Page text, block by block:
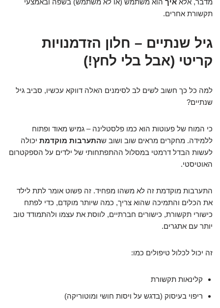
מדבר, אלא איך הוא משתמש (או לא משתמש) בשפה ובאמצעי
תקשורת אחרים.
גיל שנתיים – חלון הזדמנויות
קריטי (אבל בלי לחץ!)
למה כל כך חשוב לשים לב לסימנים האלה דווקא עכשיו, סביב גיל
שנתיים?
כי המוח של פעוטות הוא כמו פלסטלינה – גמיש מאוד ופתוח
ללמידה. מחקרים מראים שוב ושוב שהתערבות מוקדמת יכולה
לעשות הבדל דרמטי במסלול ההתפתחותי של ילדים על הספקטרום
האוטיסטי.
התערבות מוקדמת זה לא משהו מפחיד. זה פשוט אומר לתת לילד
את הכלים והתמיכה שהוא צריך, כמה שיותר מוקדם, כדי לפתח
כישורי תקשורת, כישורים חברתיים, לווסת את עצמו ולהתמודד טוב
יותר עם אתגרים.
זה יכול לכלול טיפולים כמו:
קלינאות תקשורת
ריפוי בעיסוק (בדגש על ויסות חושי ומוטוריקה)